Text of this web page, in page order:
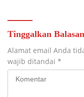
Tinggalkan Balasan
Alamat email Anda
wajib ditandai *